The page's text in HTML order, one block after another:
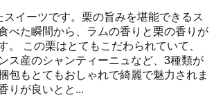
スイーツです。栗の旨みを堪能できるス
べた瞬間から、ラムの香りと栗の香りが
。 この栗はとてもこだわられていて、
ス産のシャンティーニュなど、3種類が
包もとてもおしゃれで綺麗で魅力されま
りが良いとと...